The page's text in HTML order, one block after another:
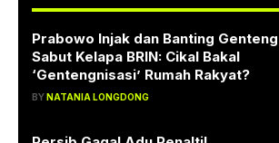
Prabowo Injak dan Banting Genteng
Sabut Kelapa BRIN: Cikal Bakal
‘Gentengnisasi’ Rumah Rakyat?
BY NATANIA LONGDONG